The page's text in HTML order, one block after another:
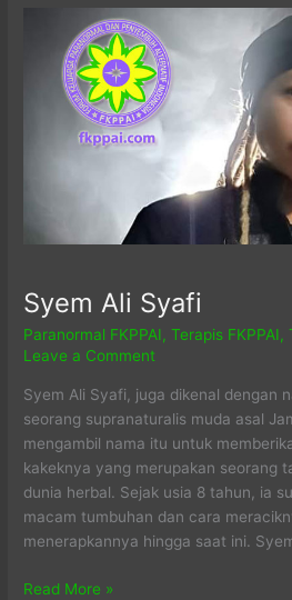
Syem Ali Syafi
Paranormal FKPPAI,Terapis FKPPAI,
Leave a Comment
Syem Ali Syafi, juga dikenal dengan
seorang supranaturalis muda asal
mengambil nama itu untuk
kakeknya yang merupakan seorang
dunia herbal. Sejak usia 8 tahun, ia
macam tumbuhan dan cara
menerapkannya hingga saat ini.
Syem
Read More »